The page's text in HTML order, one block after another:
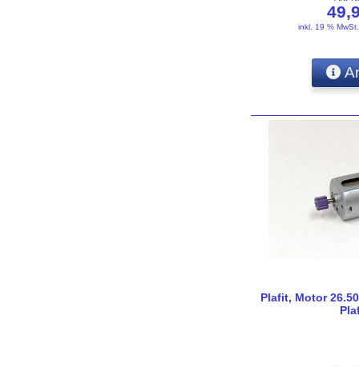
inkl. 19 %
Plafit, Motor